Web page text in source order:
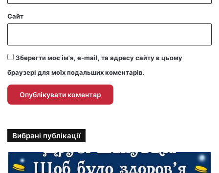
Сайт
Зберегти моє ім'я, e-mail, та адресу сайту в цьому
браузері для моїх подальших коментарів.
Вибрані публікації